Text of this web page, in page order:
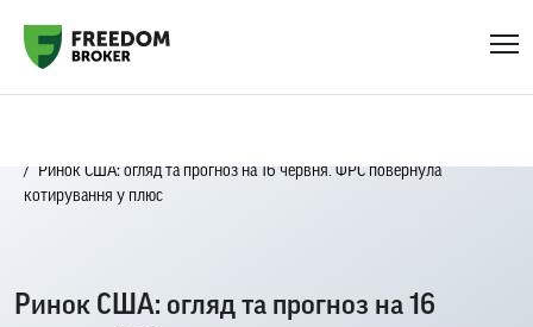
Ринок США: огляд та прогноз на 16 червня. ФРС повернула
котирування у плюс
Ринок США: огляд та прогноз на 16